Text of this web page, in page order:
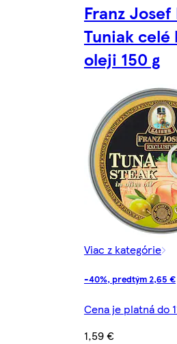
Franz
Tuniak celé
oleji 150 g
Viac z kategórie
-40%, predtým 2,65 €
Cena je platná do
1,59 €